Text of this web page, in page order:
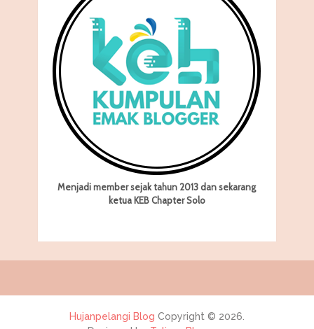
Menjadi member sejak tahun 2013 dan sekarang
ketua KEB Chapter Solo
Hujanpelangi Blog Copyright © 2026.